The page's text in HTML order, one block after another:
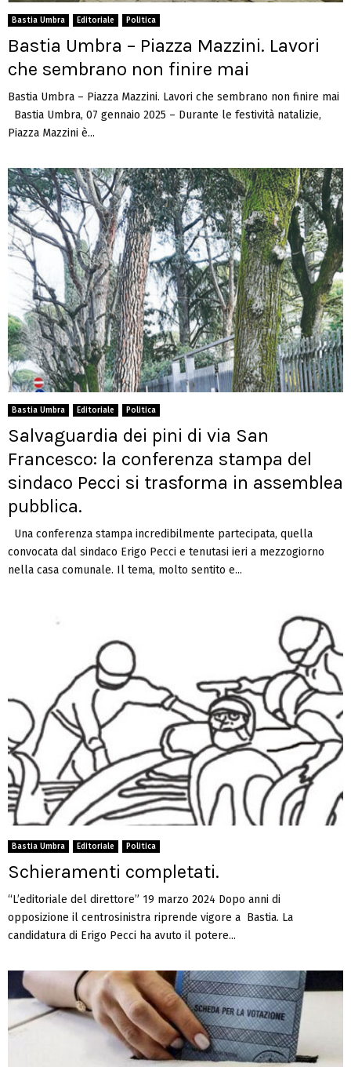
Bastia Umbra Editoriale Politica
Bastia Umbra – Piazza Mazzini. Lavori
che sembrano non finire mai
Bastia Umbra – Piazza Mazzini. Lavori che sembrano non finire mai
Bastia Umbra, 07 gennaio 2025 – Durante le festività natalizie,
Piazza Mazzini è...
Bastia Umbra Editoriale Politica
Salvaguardia dei pini di via San
Francesco: la conferenza stampa del
sindaco Pecci si trasforma in assemblea
pubblica.
Una conferenza stampa incredibilmente partecipata, quella
convocata dal sindaco Erigo Pecci e tenutasi ieri a mezzogiorno
nella casa comunale. Il tema, molto sentito e...
Bastia Umbra Editoriale Politica
Schieramenti completati.
“L’editoriale del direttore” 19 marzo 2024 Dopo anni di
opposizione il centrosinistra riprende vigore a Bastia. La
candidatura di Erigo Pecci ha avuto il potere...